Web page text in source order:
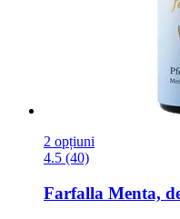
2 opțiuni
4.5 (40)
Farfalla Menta,